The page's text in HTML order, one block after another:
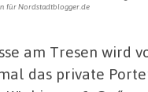
für Nordstadtblogger.de
am Tresen wird
das private